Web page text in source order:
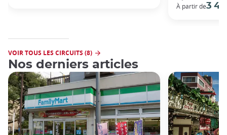
À partir de3
VOIR TOUS LES CIRCUITS (8)
Nos derniers articles